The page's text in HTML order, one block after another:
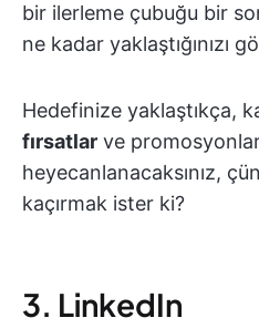
bir ilerleme çubuğu bir
ne kadar yaklaştığınızı
Hedefinize yaklaştıkça,
fırsatlar ve
heyecanlanacaksınız,
kaçırmak ister ki?
3. LinkedIn